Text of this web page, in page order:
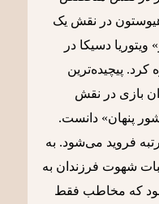
در نقش یک
دسیکا در
پیچیده‌ترین
بازی در نقش
پنهان» دانست.
فروید می‌شود. به
شهوت فرزندان به
که مخاطب فقط